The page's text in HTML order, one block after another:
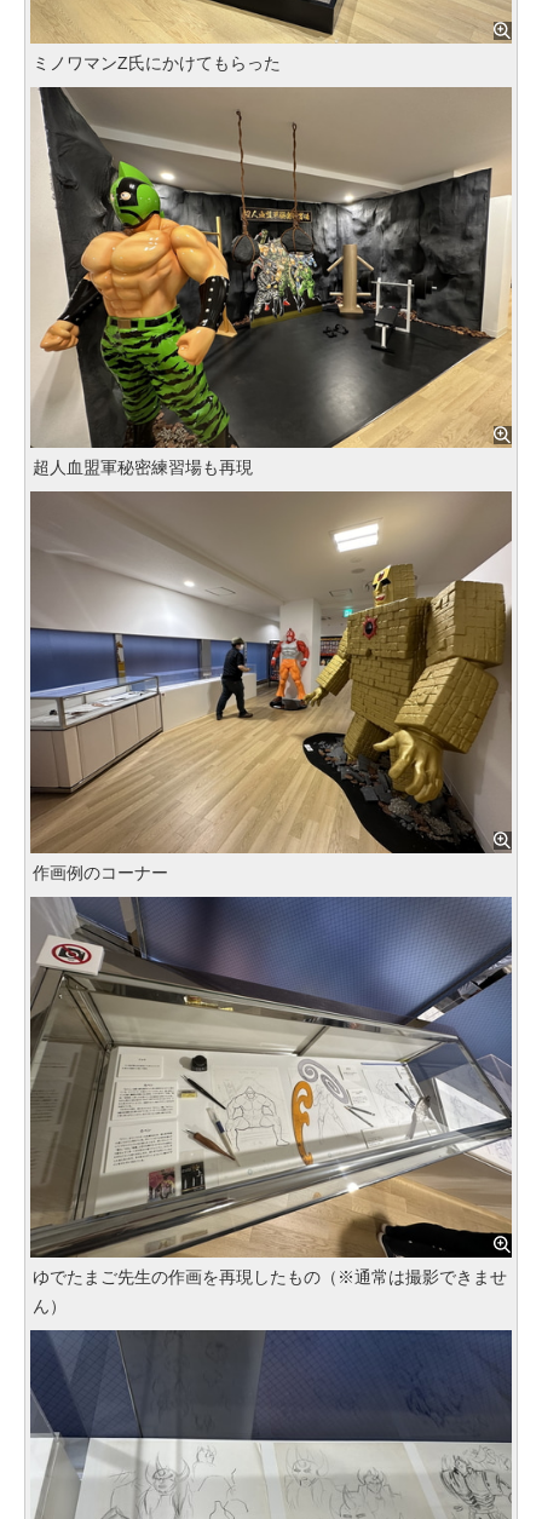
ミノワマンZ氏にかけてもらった
超人血盟軍秘密練習場も再現
作画例のコーナー
ゆでたまご先生の作画を再現したもの（※通常は撮影できませ
ん）